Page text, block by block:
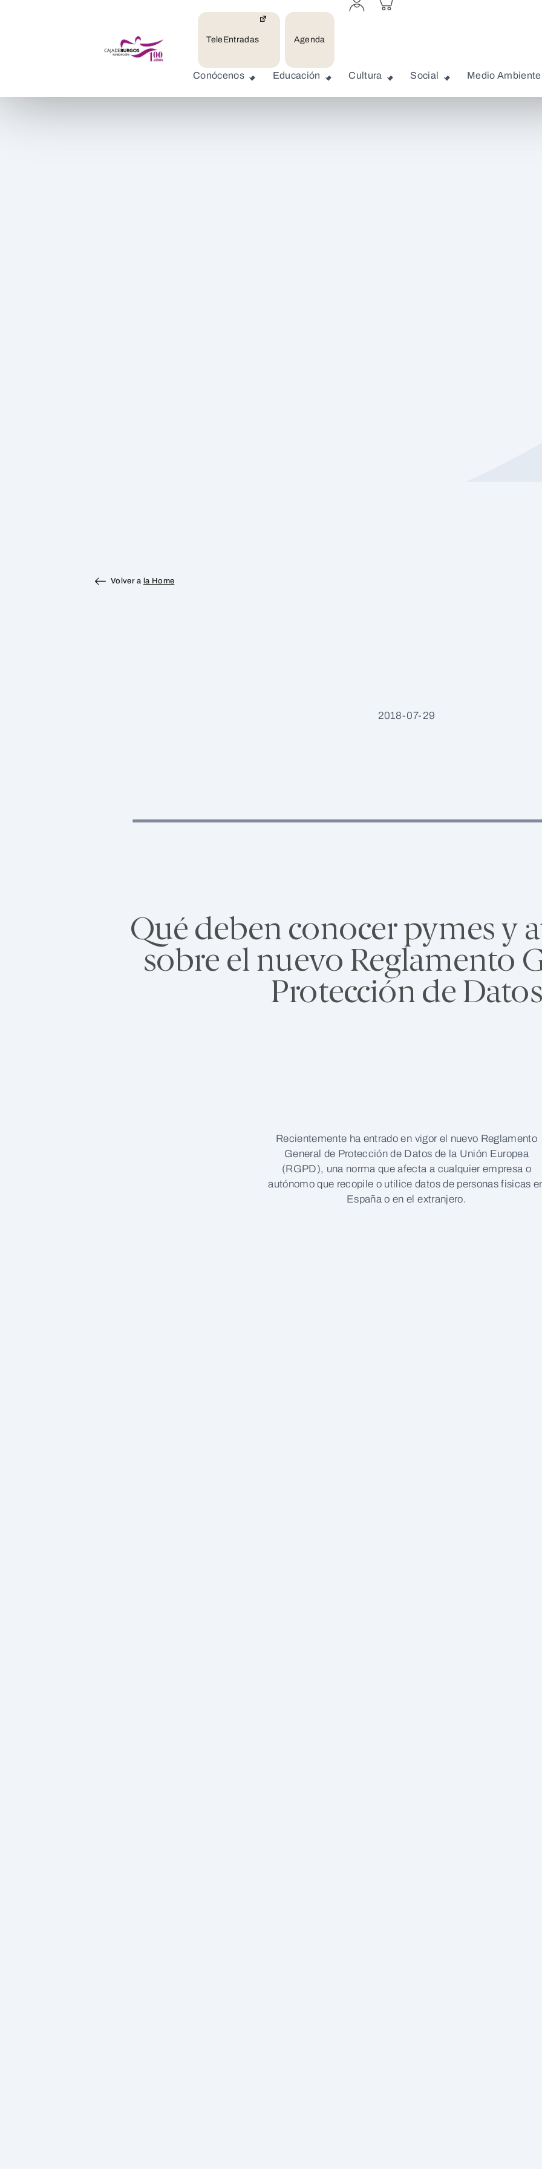
TeleEntradas Agenda
a
carrito
Conócenos Educación Cultura Social Medio Ambiente
Volver a la Home
2018-07-29
Qué deben conocer pymes y
sobre el nuevo Reglamento
Protección de Datos
Recientemente ha entrado en vigor el nuevo Reglamento
General de Protección de Datos de la Unión Europea
(RGPD), una norma que afecta a cualquier empresa o
autónomo que recopile o utilice datos de personas fisicas
España o en el extranjero.